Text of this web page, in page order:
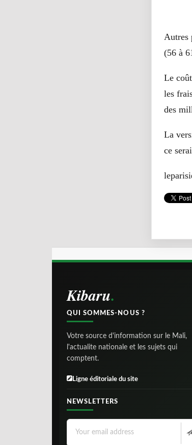
Autres
(56 à
Le
les
des
La
ce
Kibaru
QUI SOMMES-NOUS ?
Votre source d'information sur le Mali,
l'actualite nationale et les sujets qui
comptent.
Ligne éditoriale du site
NEWSLETTERS